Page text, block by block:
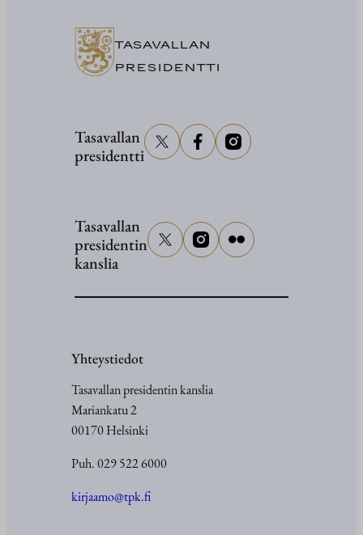
TASAVALLAN
PRESIDENTTI
Tasavallan
presidentti
Tasavallan
presidentin
kanslia
Yhteystiedot
Tasavallan presidentin kanslia
Mariankatu 2
00170 Helsinki
Puh. 029 522 6000
kirjaamo@tpk.fi